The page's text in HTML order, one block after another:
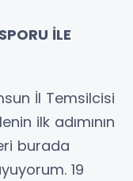
İLE
İl Temsilcisi
ilk adımının
burada
19